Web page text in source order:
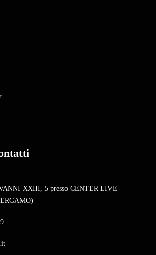
XXIII, 5 presso CENTER LIVE -